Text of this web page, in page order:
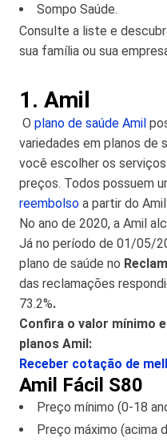
Sompo Saúde.
Consulte a liste e
sua família ou sua
1. Amil
O plano de saúde Amil
variedades em planos de
você escolher os
preços. Todos possuem
reembolso a partir do
No ano de 2020, a Amil
Já no período de 01/05/
plano de saúde no
das reclamações
73.2%.
Confira o valor mínimo
planos Amil:
Receber cotação de
Amil Fácil S80
Preço mínimo (0-18
Preço máximo (acima